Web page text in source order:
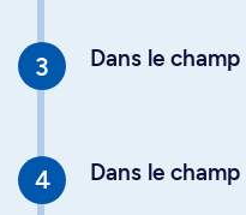
Dans le
Dans le